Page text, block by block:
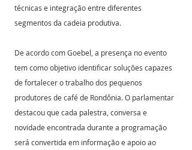
técnicas e integração entre diferentes
segmentos da cadeia produtiva.
De acordo com Goebel, a presença no evento
tem como objetivo identificar soluções capazes
de fortalecer o trabalho dos pequenos
produtores de café de Rondônia. O parlamentar
destacou que cada palestra, conversa e
novidade encontrada durante a programação
será convertida em informação e apoio ao